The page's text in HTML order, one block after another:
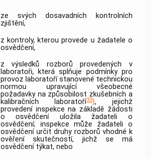
ze svých dosavadních kontrolních
zjištění,
z kontroly, kterou provede u žadatele o
osvědčení,
z výsledků rozborů provedených v
laboratoři, která splňuje podmínky pro
provoz laboratoří stanovené technickou
normou upravující všeobecné
požadavky na způsobilost zkušebních a
kalibračních laboratoří33), jejichž
provedení inspekce na základě žádosti
o osvědčení uložila žadateli o
osvědčení; inspekce může žadateli o
osvědčení určit druhy rozborů vhodné k
ověření skutečností, jichž se má
osvědčení týkat, nebo